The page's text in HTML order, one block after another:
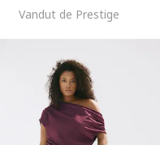
Vandut de Prestige